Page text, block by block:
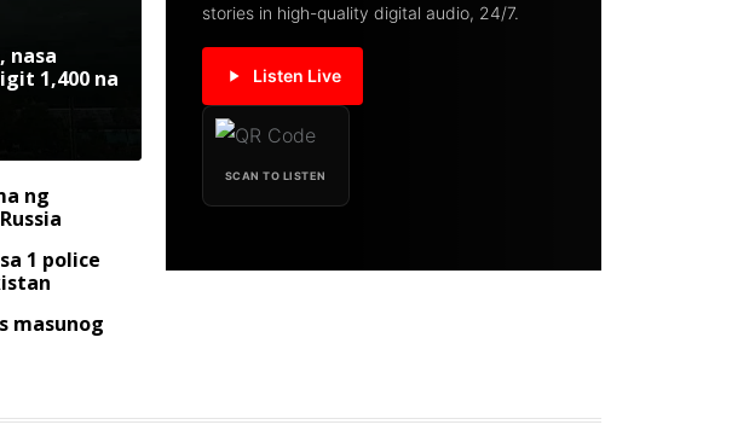
nasa
1,400 na
ng
1 police
masunog
stories in high-quality digital audio, 24/7.
Listen Live
SCAN TO LISTEN